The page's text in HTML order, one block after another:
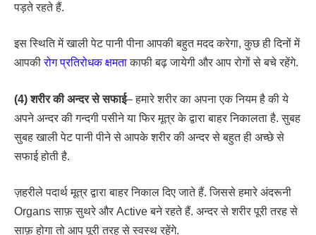
पड़ते रहते हैं.
इस स्थिति में खाली पेट पानी पीना आपकी बहुत मदद करेगा, कुछ ही दिनों में
आपकीरोग प्रतिरोधक क्षमताकाफी बढ़ जायेगी और आप रोगों से बचे रहेंगे.
(4) शरीर की अन्दर से सफाई– हमारे शरीर का अपना एक नियम है की ये
अपने अन्दर की गन्दगी पसीने या फिर मूत्र के द्वारा बाहर निकालता है. सुबह
सुबह खाली पेट पानी पीने से आपके शरीर की अन्दर से बहुत ही अच्छे से
सफाई होती है.
ज़हरीले पदार्थ मूत्र द्वारा बाहर निकाल दिए जाते हैं. जिससे हमारे अंदरूनी
Organs साफ़ सुथरे और Active बने रहते हैं. अन्दर से शरीर पूरी तरह से
साफ़ होगा तो आप पूरी तरह से स्वस्थ रहेंगे.